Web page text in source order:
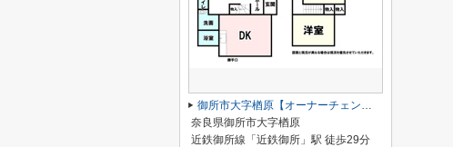
御所市大字楢原【オーナーチェンジ】
奈良県御所市大字楢原
近鉄御所線「近鉄御所」駅 徒歩29分